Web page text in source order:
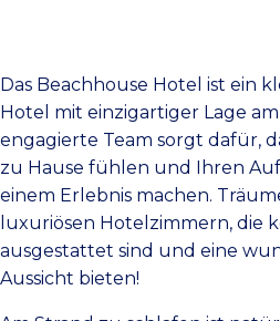
Das Beachhouse Hotel ist ein
Hotel mit einzigartiger Lage am
engagierte Team sorgt dafür,
zu Hause fühlen und Ihren
einem Erlebnis machen.
luxuriösen Hotelzimmern, die
ausgestattet sind und eine
Aussicht bieten!